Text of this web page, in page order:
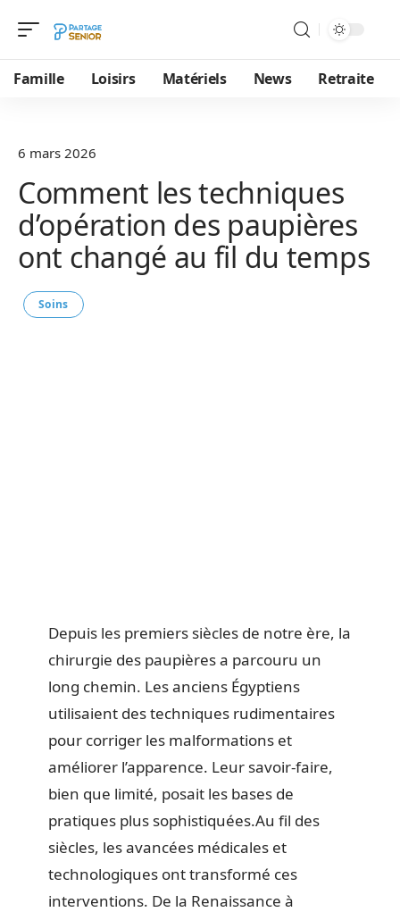
Famille Loisirs Matériels News Retraite
6 mars 2026
Comment les techniques
d’opération des paupières
ont changé au fil du temps
Soins
Depuis les premiers siècles de notre ère, la
chirurgie des paupières a parcouru un
long chemin. Les anciens Égyptiens
utilisaient des techniques rudimentaires
pour corriger les malformations et
améliorer l’apparence. Leur savoir-faire,
bien que limité, posait les bases de
pratiques plus sophistiquées.Au fil des
siècles, les avancées médicales et
technologiques ont transformé ces
interventions. De la Renaissance à